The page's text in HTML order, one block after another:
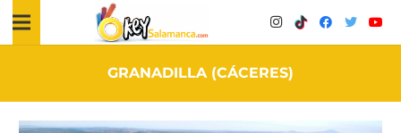
GRANADILLA (CÁCERES)